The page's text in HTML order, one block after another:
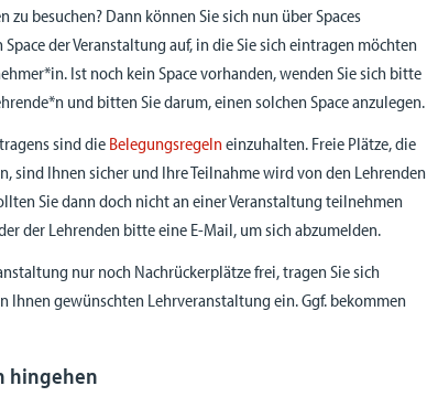
besuchen? Dann können Sie sich nun über Spaces
der Veranstaltung auf, in die Sie sich eintragen möchten
Ist noch kein Space vorhanden, wenden Sie sich bitte
und bitten Sie darum, einen solchen Space anzulegen.
sind die Belegungsregelneinzuhalten. Freie Plätze, die
sind Ihnen sicher und Ihre Teilnahme wird von den Lehrenden
Sie dann doch nicht an einer Veranstaltung teilnehmen
der Lehrenden bitte eine E-Mail, um sich abzumelden.
nur noch Nachrückerplätze frei, tragen Sie sich
Ihnen gewünschten Lehrveranstaltung ein. Ggf. bekommen
hingehen